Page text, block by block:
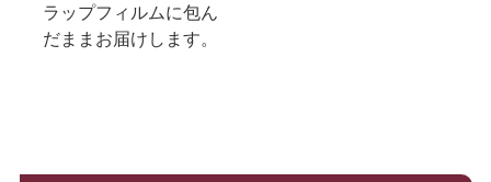
ラップフィルムに包ん
だままお届けします。